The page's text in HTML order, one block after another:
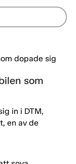
som
in i DTM,
en av de